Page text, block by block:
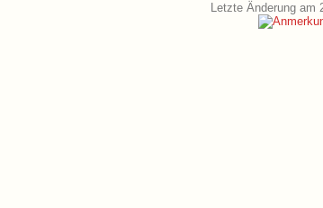
Letzte Änderung am